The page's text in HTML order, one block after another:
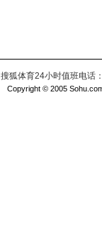
搜狐体育24小时值班电话
Copyright © 2005